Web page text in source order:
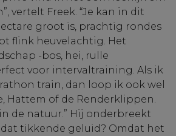
vertelt Freek. “Je kan in dit
groot is, prachtig rondes
flink heuvelachtig. Het
-bos, hei, rulle
voor intervaltraining. Als ik
train, dan loop ik ook wel
Hattem of de Renderklippen.
de natuur.” Hij onderbreekt
dat tikkende geluid? Omdat het